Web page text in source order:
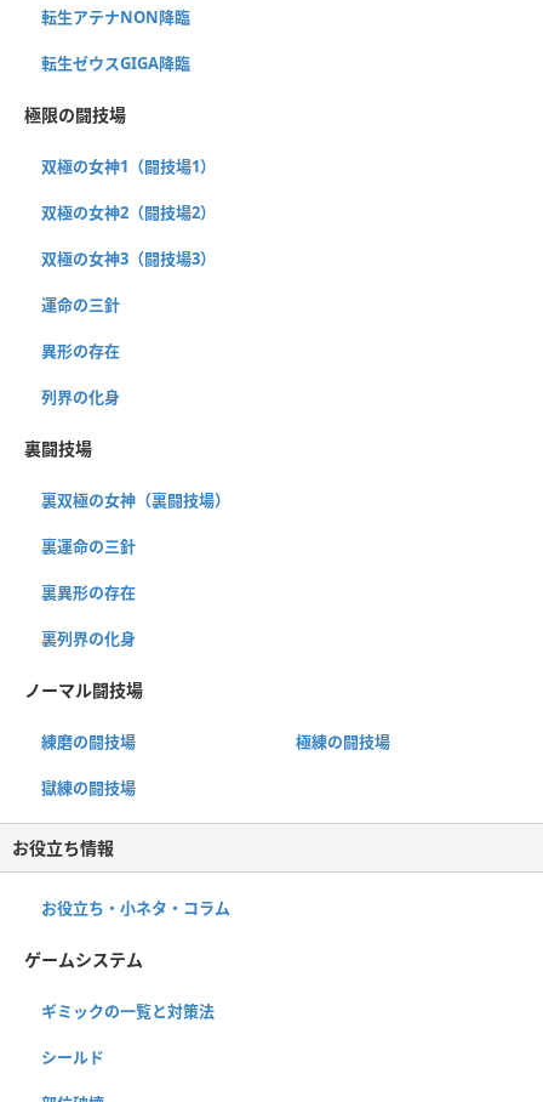
転生アテナNON降臨
転生ゼウスGIGA降臨
極限の闘技場
双極の女神1（闘技場1）
双極の女神2（闘技場2）
双極の女神3（闘技場3）
運命の三針
異形の存在
列界の化身
裏闘技場
裏双極の女神（裏闘技場）
裏運命の三針
裏異形の存在
裏列界の化身
ノーマル闘技場
練磨の闘技場 極練の闘技場
獄練の闘技場
お役立ち情報
お役立ち・小ネタ・コラム
ゲームシステム
ギミックの一覧と対策法
シールド